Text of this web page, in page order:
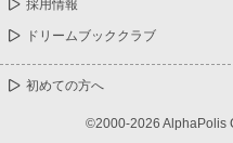
採用情報
ドリームブッククラブ
初めての方へ
©2000-2026 AlphaPolis